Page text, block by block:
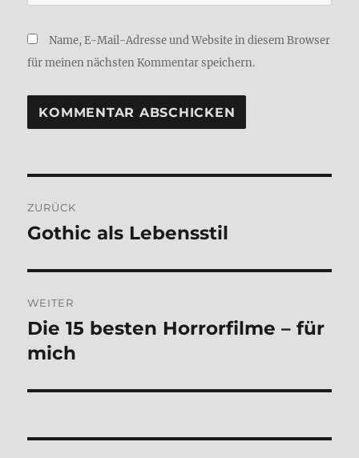
Name, E-Mail-Adresse und Website in diesem Browser
für meinen nächsten Kommentar speichern.
ZURÜCK
Vorheriger
Gothic als Lebens­stil
WEITER
Nächster
Beitrag:
Die 15 besten Hor­ror­fil­me – für
mich